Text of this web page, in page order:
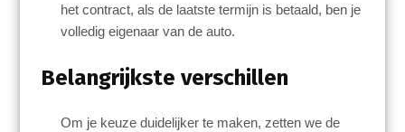
het contract, als de laatste termijn is betaald, ben je
volledig eigenaar van de auto.
Belangrijkste verschillen
Om je keuze duidelijker te maken, zetten we de